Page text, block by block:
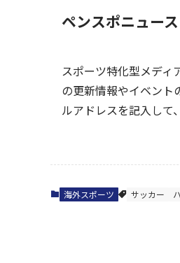
ペンスポニュー
スポーツ特化型メディ
の更新情報やイベント
ルアドレスを記入して
海外スポーツ サッカー